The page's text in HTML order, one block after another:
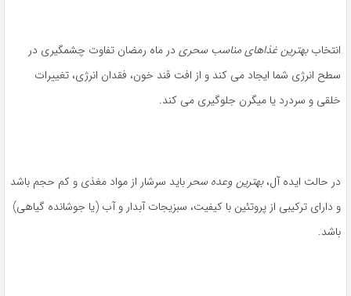
بهترین غذاهای مناسب سحریدر ماه رمضان تفاوت چشمگیری در
انرژی شما ایجاد می کند و از افت قند خون، فقدان انرژی، تغییرات
و سردرد یا میگرن جلوگیری می کند.
حالت ایده آل،بهترین وعده سحرباید سرشار از مواد مغذی و کم حجم باشد
دارای ترکیبی از پروتئین با کیفیت، سبزیجات آبدار و آب (یا جوشانده گیاهی)